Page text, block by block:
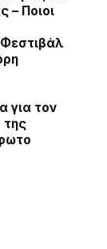
– Ποιοι
για τον
της